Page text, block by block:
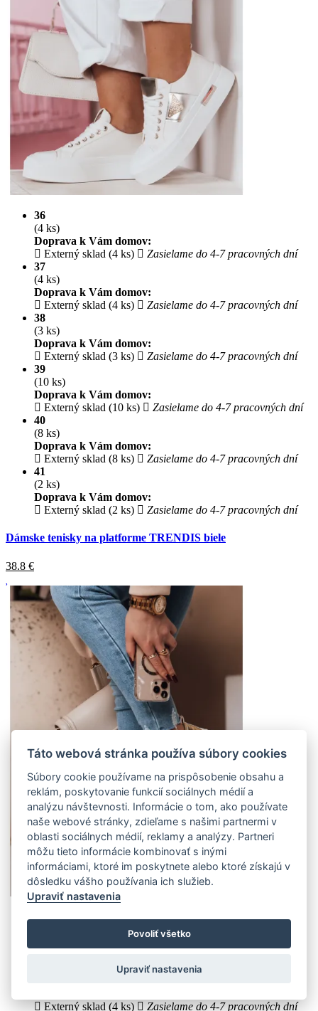
36
(4 ks)
Doprava k Vám domov:
Externý sklad (4 ks)
Zasielame do 4-7 pracovných dní
37
(4 ks)
Doprava k Vám domov:
Externý sklad (4 ks)
Zasielame do 4-7 pracovných dní
38
(3 ks)
Doprava k Vám domov:
Externý sklad (3 ks)
Zasielame do 4-7 pracovných dní
39
(10 ks)
Doprava k Vám domov:
Externý sklad (10 ks)
Zasielame do 4-7 pracovných dní
40
(8 ks)
Doprava k Vám domov:
Externý sklad (8 ks)
Zasielame do 4-7 pracovných dní
41
(2 ks)
Doprava k Vám domov:
Externý sklad (2 ks)
Zasielame do 4-7 pracovných dní
Dámske tenisky na platforme TRENDIS biele
38.8 €
36
Externý sklad (4 ks)
Zasielame do 4-7 pracovných dní
Táto webová stránka používa súbory cookies
Súbory cookie používame na prispôsobenie obsahu a
reklám, poskytovanie funkcií sociálnych médií a
analýzu návštevnosti. Informácie o tom, ako používate
naše webové stránky, zdieľame s našimi partnermi v
oblasti sociálnych médií, reklamy a analýzy. Partneri
môžu tieto informácie kombinovať s inými
informáciami, ktoré im poskytnete alebo ktoré získajú v
dôsledku vášho používania ich služieb.
Upraviť nastavenia
Povoliť všetko
Upraviť nastavenia